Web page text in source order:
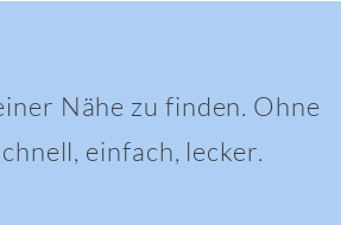
Nähe zu finden. Ohne
einfach, lecker.